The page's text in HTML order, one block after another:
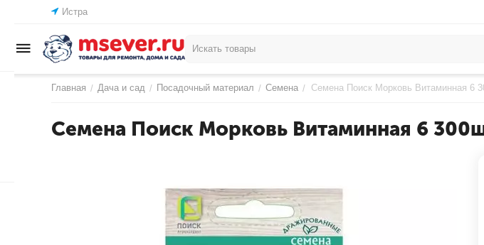
Истра
Главная / Дача и сад / Посадочный материал / Семена / Семена Поиск Морковь Витаминная 6
Семена Поиск Морковь Витаминная 6